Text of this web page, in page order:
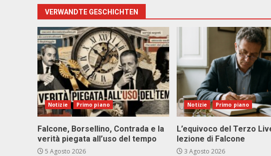
VERWANDTE GESCHICHTEN
Notizie Primo piano
Falcone, Borsellino, Contrada e la
verità piegata all’uso del tempo
5 Agosto 2026
Notizie Primo piano
L’equivoco del Terzo
lezione di Falcone
3 Agosto 2026